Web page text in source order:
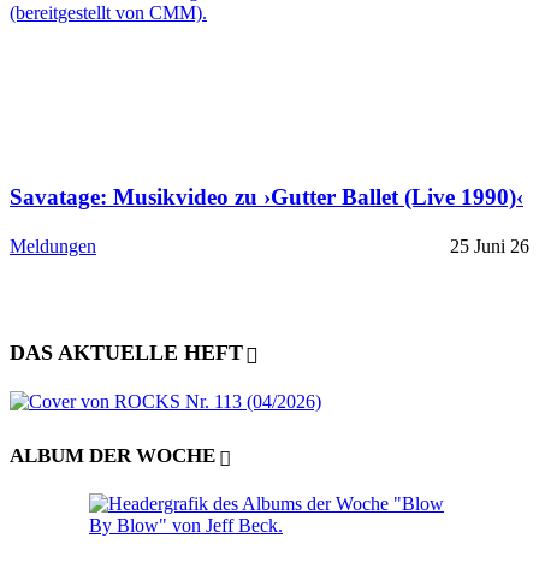
Savatage: Musikvideo zu ›Gutter Ballet (Live 1990)‹
Meldungen 25 Juni 26
DAS AKTUELLE HEFT
ALBUM DER WOCHE